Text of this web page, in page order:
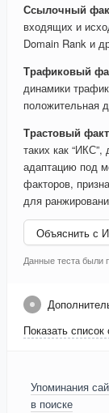
Ссылочный
входящих и
Domain Rank и
Трафиковый
динамики
положительная
Трастовый
таких как
адаптацию под
факторов,
для
Объяснить с
Данные теста были
Показать
Упоминания
в поиске